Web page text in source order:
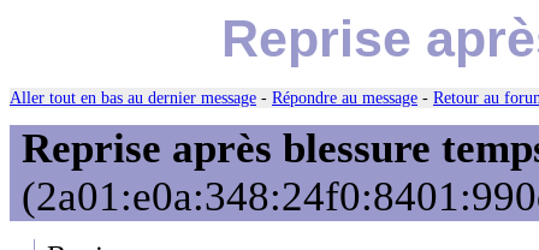
Reprise
Aller tout en bas au dernier message - Répondre au message - Retour au
Reprise après blessure